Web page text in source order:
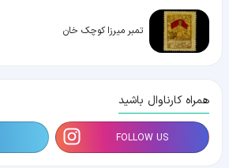
تمبر میرزا کوچک خان
همراه کارناوال باشید
FOLLOW US